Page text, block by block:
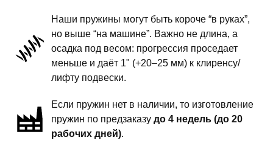
пружины
задней
подвески
дюйма
комфорт
Наши пружины могут быть короче “в руках”,
но выше “на машине”. Важно не длина, а
осадка под весом: прогрессия проседает
меньше и даёт 1" (+20–25 мм) к клиренсу/
лифту подвески.
Если пружин нет в наличии, то изготовление
пружин по предзаказу до 4 недель (до 20
рабочих дней).